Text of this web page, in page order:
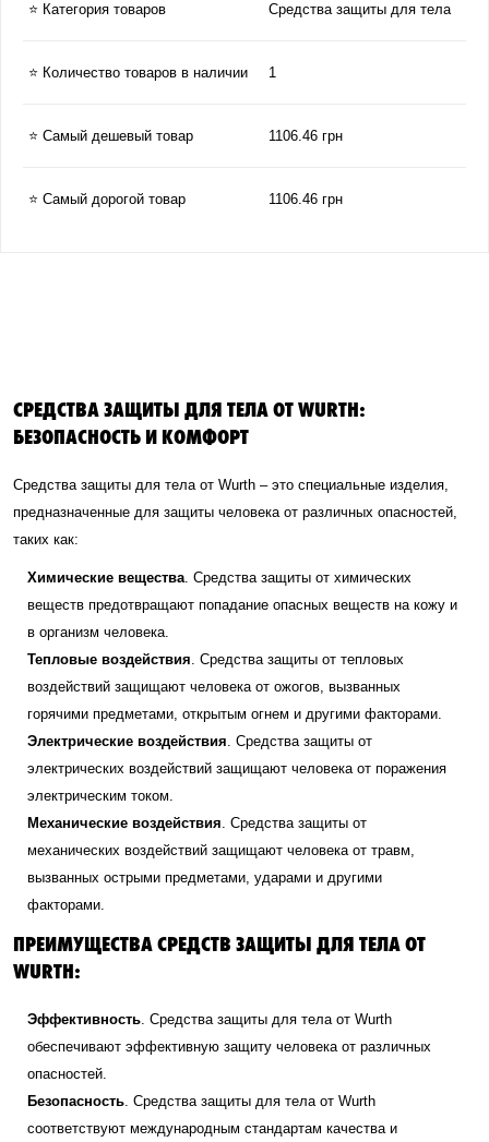
⭐ Категория товаров Средства защиты для тела
⭐ Количество товаров в наличии 1
⭐ Самый дешевый товар 1106.46 грн
⭐ Самый дорогой товар 1106.46 грн
СРЕДСТВА ЗАЩИТЫ ДЛЯ ТЕЛА ОТ WURTH:
БЕЗОПАСНОСТЬ И КОМФОРТ
Средства защиты для тела от Wurth – это специальные изделия,
предназначенные для защиты человека от различных опасностей,
таких как:
Химические вещества. Средства защиты от химических
веществ предотвращают попадание опасных веществ на кожу и
в организм человека.
Тепловые воздействия. Средства защиты от тепловых
воздействий защищают человека от ожогов, вызванных
горячими предметами, открытым огнем и другими факторами.
Электрические воздействия. Средства защиты от
электрических воздействий защищают человека от поражения
электрическим током.
Механические воздействия. Средства защиты от
механических воздействий защищают человека от травм,
вызванных острыми предметами, ударами и другими
факторами.
ПРЕИМУЩЕСТВА СРЕДСТВ ЗАЩИТЫ ДЛЯ ТЕЛА ОТ
WURTH:
Эффективность. Средства защиты для тела от Wurth
обеспечивают эффективную защиту человека от различных
опасностей.
Безопасность. Средства защиты для тела от Wurth
соответствуют международным стандартам качества и